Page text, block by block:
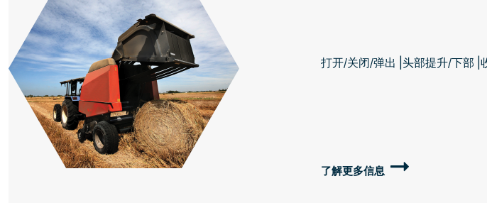
打开/关闭/弹出 |头部提升/下部 |
了解更多信息